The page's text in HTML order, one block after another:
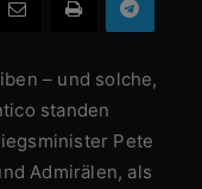
standen
Pete
Admirälen, als